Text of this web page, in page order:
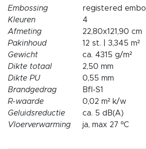
Embossing
registered
Kleuren
4
Afmeting
22,80x121,90 cm
Pakinhoud
12 st. | 3,345 m²
Gewicht
ca. 4315 g/m²
Dikte totaal
2,50 mm
Dikte PU
0,55 mm
Brandgedrag
Bfl-S1
R-waarde
0,02 m² k/w
Geluidsreductie
ca. 5 dB(A)
Vloerverwarming
ja, max 27 ºC